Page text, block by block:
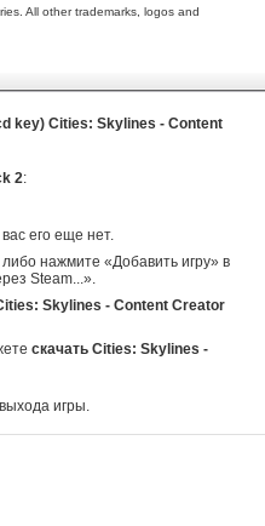
All other trademarks, logos and
key) Cities: Skylines - Content
2:
его еще нет.
нажмите «Добавить игру» в
Steam...».
Skylines - Content Creator
скачать Cities: Skylines -
игры.